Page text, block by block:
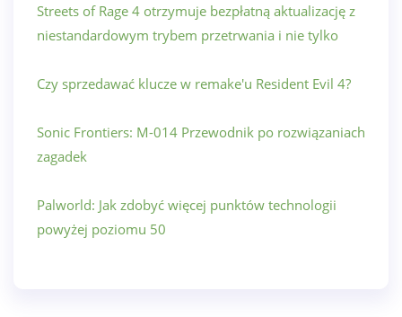
Streets of Rage 4 otrzymuje bezpłatną aktualizację z
niestandardowym trybem przetrwania i nie tylko
Czy sprzedawać klucze w remake'u Resident Evil 4?
Sonic Frontiers: M-014 Przewodnik po rozwiązaniach
zagadek
Palworld: Jak zdobyć więcej punktów technologii
powyżej poziomu 50